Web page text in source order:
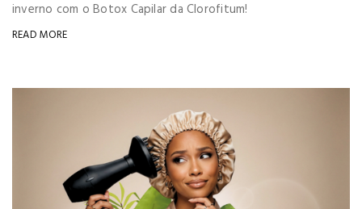
inverno com o Botox Capilar da Clorofitum!
READ MORE